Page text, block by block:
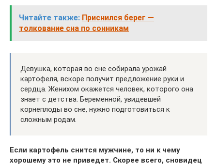
Читайте также: Приснился берег —
толкование сна по сонникам
Девушка, которая во сне собирала урожай
картофеля, вскоре получит предложение руки и
сердца. Женихом окажется человек, которого она
знает с детства. Беременной, увидевшей
корнеплоды во сне, нужно подготовиться к
сложным родам.
Если картофель снится мужчине, то ни к чему
хорошему это не приведет. Скорее всего, сновидец